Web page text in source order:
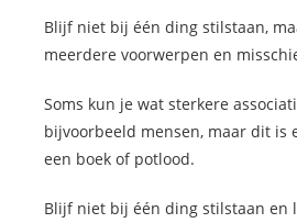
Blijf niet bij één ding stilstaan,
meerdere voorwerpen en
Soms kun je wat sterkere
bijvoorbeeld mensen, maar dit is
een boek of potlood.
Blijf niet bij één ding stilstaan en